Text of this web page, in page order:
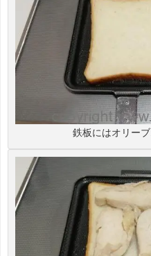
鉄板にはオリー